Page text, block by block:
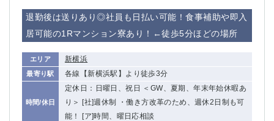
退勤後は送りあり◎社員も日払い可能！食事補助や即入
居可能の1Rマンション寮あり！←徒歩5分ほどの場所
エリア 新横浜
最寄り駅 各線【新横浜駅】より徒歩3分
時間/休日
定休日：日曜日、祝日 ＜GW、夏期、年末年始休暇あ
り＞ [社]週休制 ・働き方改革のため、週休2日制も可
能！ [ア]時間、曜日応相談